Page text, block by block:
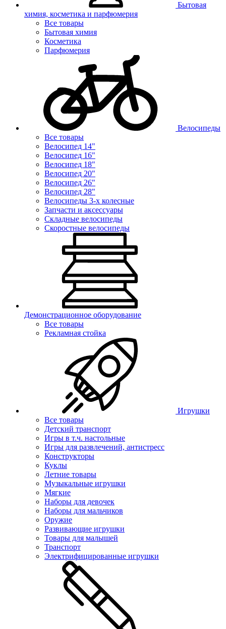
Бытовая
химия, косметика и парфюмерия
Все товары
Бытовая химия
Косметика
Парфюмерия
Велосипеды
Все товары
Велосипед 14"
Велосипед 16"
Велосипед 18"
Велосипед 20"
Велосипед 26"
Велосипед 28"
Велосипеды 3-х колесные
Запчасти и аксессуары
Складные велосипеды
Скоростные велосипеды
Демонстрационное оборудование
Все товары
Рекламная стойка
Игрушки
Все товары
Детский транспорт
Игры в т.ч. настольные
Игры для развлечений, антистресс
Конструкторы
Куклы
Летние товары
Музыкальные игрушки
Мягкие
Наборы для девочек
Наборы для мальчиков
Оружие
Развивающие игрушки
Товары для малышей
Транспорт
Электрифицированные игрушки